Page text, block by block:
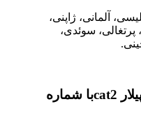
آلمانی، ژاپنی،
پرتغالی، سوئدی،
جهت آگاهی از قیمت دیاگ کاترپیلار cat2با شماره